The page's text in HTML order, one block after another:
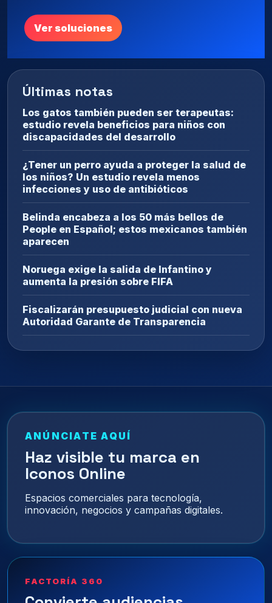
Ver soluciones
Últimas notas
Los gatos también pueden ser terapeutas:
estudio revela beneficios para niños con
discapacidades del desarrollo
¿Tener un perro ayuda a proteger la salud de
los niños? Un estudio revela menos
infecciones y uso de antibióticos
Belinda encabeza a los 50 más bellos de
People en Español; estos mexicanos también
aparecen
Noruega exige la salida de Infantino y
aumenta la presión sobre FIFA
Fiscalizarán presupuesto judicial con nueva
Autoridad Garante de Transparencia
ANÚNCIATE AQUÍ
Haz visible tu marca en
Iconos Online
Espacios comerciales para tecnología,
innovación, negocios y campañas digitales.
FACTORÍA 360